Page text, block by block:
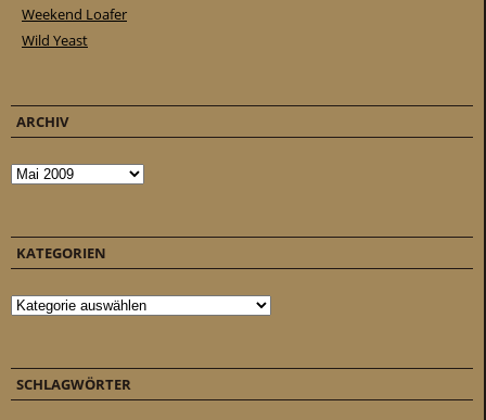
Weekend Loafer
Wild Yeast
ARCHIV
Archiv
KATEGORIEN
Kategorien
SCHLAGWÖRTER